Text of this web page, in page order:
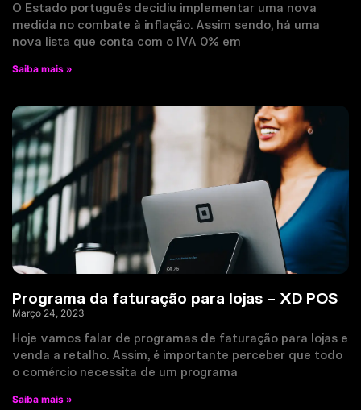
O Estado português decidiu implementar uma nova
medida no combate à inflação. Assim sendo, há uma
nova lista que conta com o IVA 0% em
Saiba mais »
Programa da faturação para lojas – XD POS
Março 24, 2023
Hoje vamos falar de programas de faturação para lojas e
venda a retalho. Assim, é importante perceber que todo
o comércio necessita de um programa
Saiba mais »